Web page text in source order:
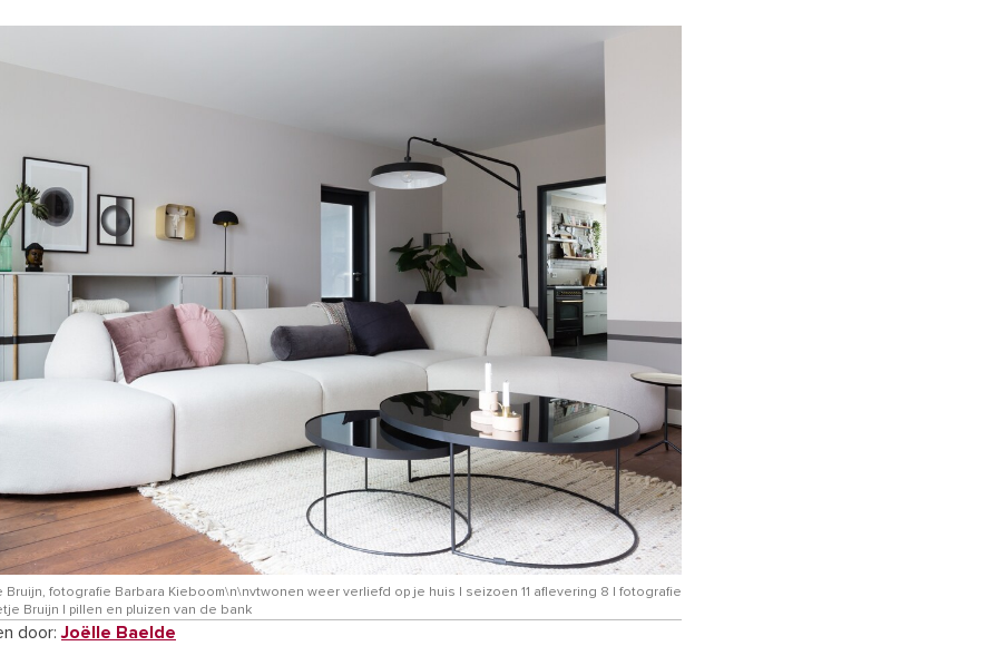
Bruijn, fotografie Barbara Kieboom\n\nvtwonen weer verliefd op je huis | seizoen 11 aflevering 8 | fotografie
Bruijn | pillen en pluizen van de bank
door:Joëlle Baelde